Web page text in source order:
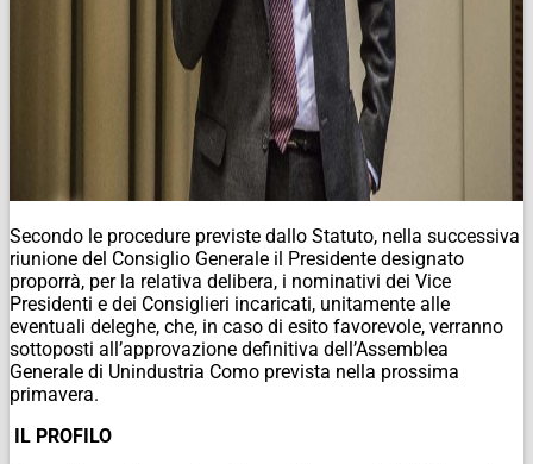
Secondo le procedure previste dallo Statuto, nella successiva
riunione del Consiglio Generale il Presidente designato
proporrà, per la relativa delibera, i nominativi dei Vice
Presidenti e dei Consiglieri incaricati, unitamente alle
eventuali deleghe, che, in caso di esito favorevole, verranno
sottoposti all’approvazione definitiva dell’Assemblea
Generale di Unindustria Como prevista nella prossima
primavera.
IL PROFILO